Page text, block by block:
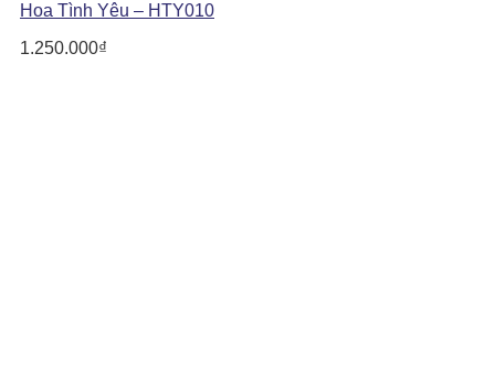
Hoa Tình Yêu – HTY010
1.250.000₫